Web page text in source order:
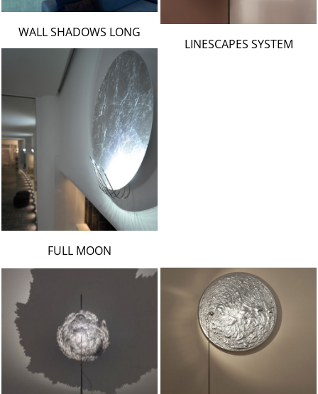
LINESCAPES SYSTEM
WALL SHADOWS LONG
FULL MOON